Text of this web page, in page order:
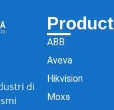
di
Product
ABB
Aveva
Hikvision
Moxa